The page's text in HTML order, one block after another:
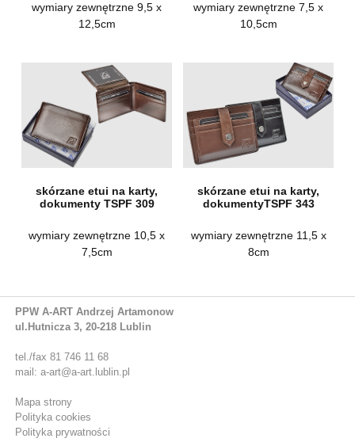
wymiary zewnętrzne 9,5 x
12,5cm
wymiary zewnętrzne 7,5 x
10,5cm
skórzane etui na karty,
dokumenty TSPF 309
wymiary zewnętrzne 10,5 x
7,5cm
skórzane etui na karty,
dokumentyTSPF 343
wymiary zewnętrzne 11,5 x
8cm
PPW A-ART Andrzej Artamonow
ul.Hutnicza 3, 20-218 Lublin
tel./fax 81 746 11 68
mail: a-art@a-art.lublin.pl
Mapa strony
Polityka cookies
Polityka prywatności